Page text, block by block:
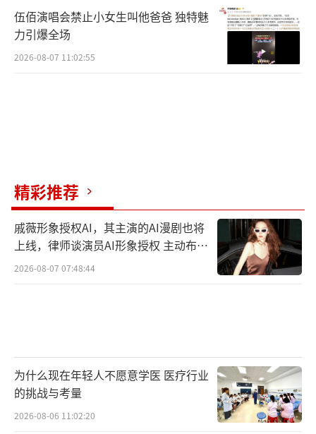
伍佰演唱会禁止小女生叫他爸爸 独特魅
力引爆全场
2026-08-07 11:02:55
精彩推荐
戚薇形象授权AI，其主演的AI漫剧也将
上线，律师谈演员AI形象授权 主动布局
数字资产
2026-08-07 07:48:44
为什么现在年轻人不愿意学医 医疗行业
的挑战与考量
2026-08-06 11:02:20